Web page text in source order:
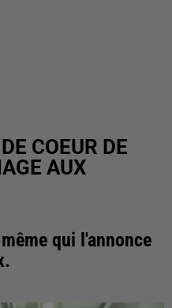
COEUR DE
AUX
qui l'annonce